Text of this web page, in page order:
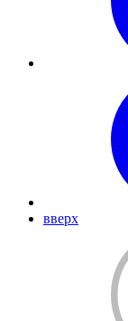
вверх